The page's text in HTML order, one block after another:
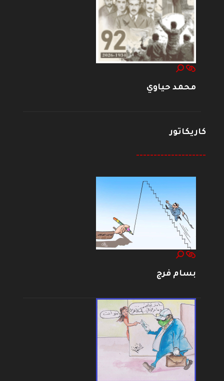
محمد حياوي
كاريكاتور
--------------------
بسام فرج